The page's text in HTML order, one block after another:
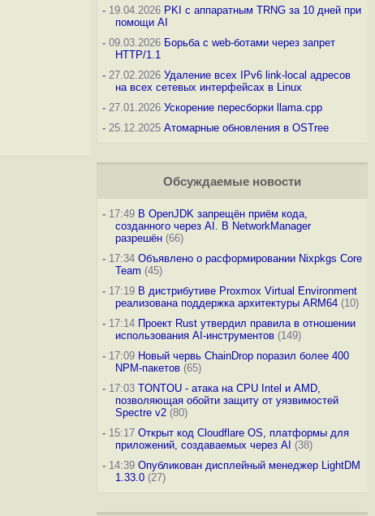
-19.04.2026 PKI с аппаратным TRNG за 10 дней при
помощи AI
-09.03.2026 Борьба с web-ботами через запрет
HTTP/1.1
-27.02.2026 Удаление всех IPv6 link-local адресов
на всех сетевых интерфейсах в Linux
-27.01.2026 Ускорение пересборки llama.cpp
-25.12.2025 Атомарные обновления в OSTree
Обсуждаемые новости
-17:49 В OpenJDK запрещён приём кода,
созданного через AI. В NetworkManager
разрешён(66)
-17:34 Объявлено о расформировании Nixpkgs Core
Team (45)
-17:19 В дистрибутиве Proxmox Virtual Environment
реализована поддержка архитектуры ARM64(10)
-17:14 Проект Rust утвердил правила в отношении
использования AI-инструментов(149)
-17:09 Новый червь ChainDrop поразил более 400
NPM-пакетов(65)
-17:03 TONTOU - атака на CPU Intel и AMD,
позволяющая обойти защиту от уязвимостей
Spectre v2(80)
-15:17 Открыт код Cloudflare OS, платформы для
приложений, создаваемых через AI (38)
-14:39 Опубликован дисплейный менеджер LightDM
1.33.0(27)